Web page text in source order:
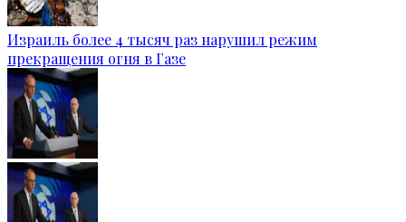
Израиль более 4 тысяч раз нарушил режим
прекращения огня в Газе